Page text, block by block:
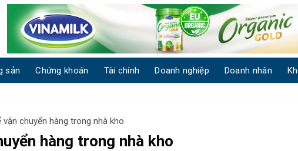
sản Chứng khoán Tài chính Doanh nghiệp Doanh nhân
chuyển hàng trong nhà kho
hàng trong nhà kho